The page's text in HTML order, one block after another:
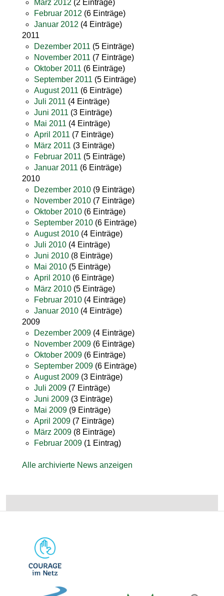
März 2012 (2 Einträge)
Februar 2012 (6 Einträge)
Januar 2012 (4 Einträge)
2011
Dezember 2011 (5 Einträge)
November 2011 (7 Einträge)
Oktober 2011 (6 Einträge)
September 2011 (5 Einträge)
August 2011 (6 Einträge)
Juli 2011 (4 Einträge)
Juni 2011 (3 Einträge)
Mai 2011 (4 Einträge)
April 2011 (7 Einträge)
März 2011 (3 Einträge)
Februar 2011 (5 Einträge)
Januar 2011 (6 Einträge)
2010
Dezember 2010 (9 Einträge)
November 2010 (7 Einträge)
Oktober 2010 (6 Einträge)
September 2010 (6 Einträge)
August 2010 (4 Einträge)
Juli 2010 (4 Einträge)
Juni 2010 (8 Einträge)
Mai 2010 (5 Einträge)
April 2010 (6 Einträge)
März 2010 (5 Einträge)
Februar 2010 (4 Einträge)
Januar 2010 (4 Einträge)
2009
Dezember 2009 (4 Einträge)
November 2009 (6 Einträge)
Oktober 2009 (6 Einträge)
September 2009 (6 Einträge)
August 2009 (3 Einträge)
Juli 2009 (7 Einträge)
Juni 2009 (3 Einträge)
Mai 2009 (9 Einträge)
April 2009 (7 Einträge)
März 2009 (8 Einträge)
Februar 2009 (1 Eintrag)
Alle archivierte News anzeigen